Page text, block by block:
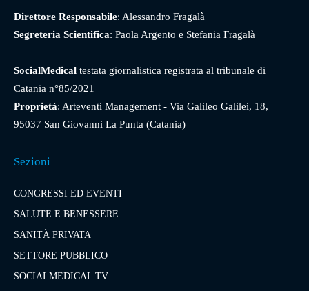
Direttore Responsabile: Alessandro Fragalà
Segreteria Scientifica: Paola Argento e Stefania Fragalà
SocialMedical testata giornalistica registrata al tribunale di
Catania n°85/2021
Proprietà: Arteventi Management - Via Galileo Galilei, 18,
95037 San Giovanni La Punta (Catania)
Sezioni
CONGRESSI ED EVENTI
SALUTE E BENESSERE
SANITÀ PRIVATA
SETTORE PUBBLICO
SOCIALMEDICAL TV